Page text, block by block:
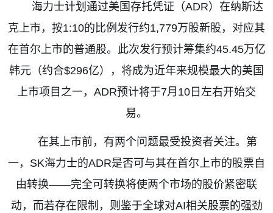
海力士计划通过美国存托凭证（ADR）在纳斯达
克上市，按1:10的比例发行约1,779万股新股，对应其
在首尔上市的普通股。此次发行预计筹集约45.45万亿
韩元（约合$296亿），将成为近年来规模最大的美国
上市项目之一， ADR预计将于7月 10 日左右开始交
易。
在其上市前，有两个问题最受投资者关注。第
一， SK海力士的ADR是否可与其在首尔上市的股票自
由转换——完全可转换将使两个市场的股价紧密联
动，而若存在限制，则鉴于全球对AI相关股票的强劲